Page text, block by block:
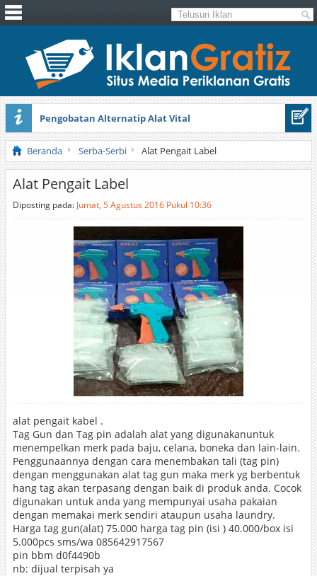
Pengobatan Alternatip Alat Vital
Pita Cantik Pesona
Beranda Serba-Serbi Alat Pengait Label
Alat Pengait Label
Diposting pada: Jumat, 5 Agustus 2016 Pukul 10:36
alat pengait kabel .
Tag Gun dan Tag pin adalah alat yang digunakanuntuk
menempelkan merk pada baju, celana, boneka dan lain-lain.
Penggunaannya dengan cara menembakan tali (tag pin)
dengan menggunakan alat tag gun maka merk yg berbentuk
hang tag akan terpasang dengan baik di produk anda. Cocok
digunakan untuk anda yang mempunyai usaha pakaian
dengan memakai merk sendiri ataupun usaha laundry.
Harga tag gun(alat) 75.000 harga tag pin (isi ) 40.000/box isi
5.000pcs sms/wa 085642917567
pin bbm d0f4490b
nb: dijual terpisah ya